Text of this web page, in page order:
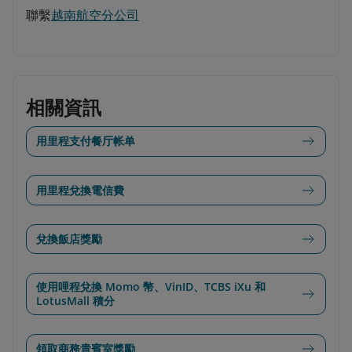
聯繫越南航空分公司
相關資訊
用里程支付餐厅帐单
用里程兌換電信費
兌換飯店獎勵
使用哩程兌換 Momo 幣、VinID、TCBS iXu 和
LotusMall 積分
領取商務貴賓室獎勵